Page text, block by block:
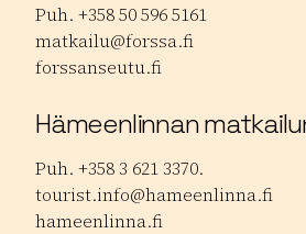
Puh. +358 50 596 5161
matkailu@forssa.fi
forssanseutu.fi
Hämeenlinnan
Puh. +358 3 621 3370.
tourist.info@hameenlinna.fi
hameenlinna.fi